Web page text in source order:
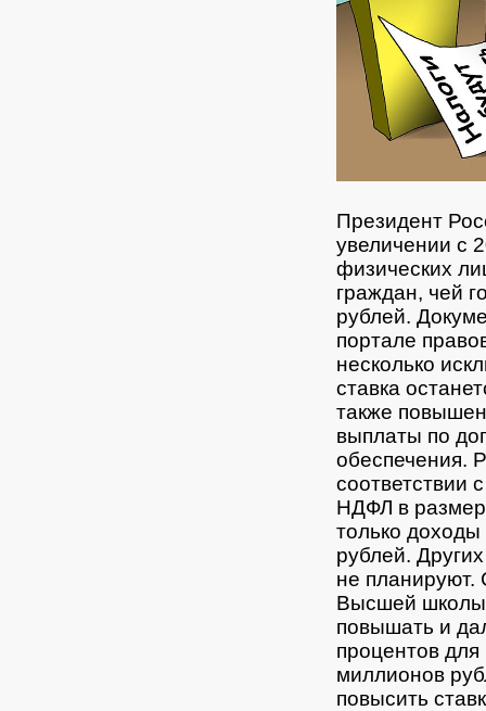
Президент
увеличении с
физических
граждан, чей
рублей.
портале
несколько
ставка
также
выплаты по
обеспечения.
соответствии
НДФЛ в
только
рублей.
не планируют.
Высшей школы
повышать и
процентов
миллионов
повысить